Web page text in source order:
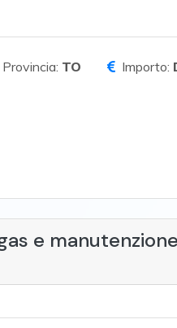
Provincia: TO Importo:
e